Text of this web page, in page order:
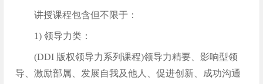
讲授课程包含但不限于：
1) 领导力类：
(DDI 版权领导力系列课程)领导力精要、影响型领
导、激励部属、发展自我及他人、促进创新、成功沟通